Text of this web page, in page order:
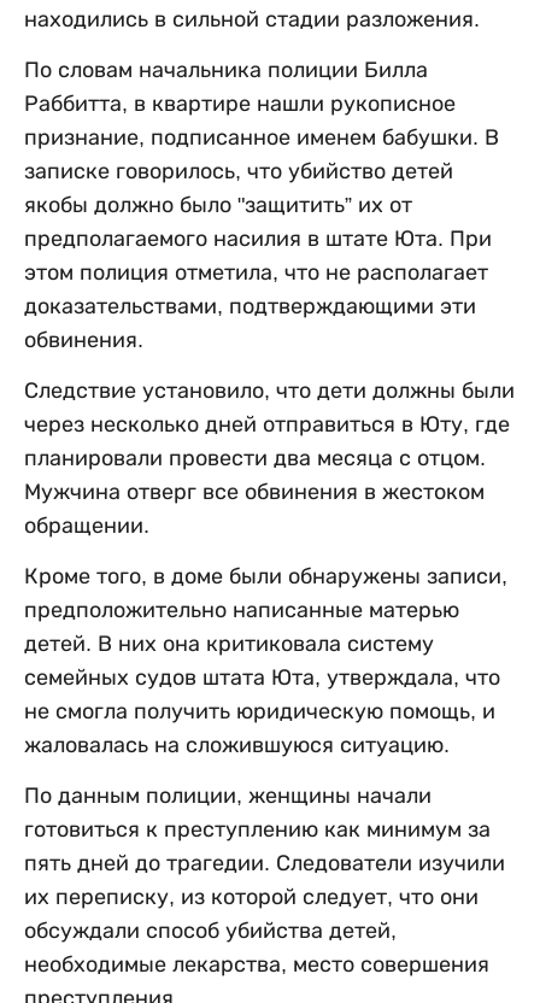
находились в сильной стадии разложения.
По словам начальника полиции Билла
Раббитта, в квартире нашли рукописное
признание, подписанное именем бабушки. В
записке говорилось, что убийство детей
якобы должно было "защитить” их от
предполагаемого насилия в штате Юта. При
этом полиция отметила, что не располагает
доказательствами, подтверждающими эти
обвинения.
Следствие установило, что дети должны были
через несколько дней отправиться в Юту, где
планировали провести два месяца с отцом.
Мужчина отверг все обвинения в жестоком
обращении.
Кроме того, в доме были обнаружены записи,
предположительно написанные матерью
детей. В них она критиковала систему
семейных судов штата Юта, утверждала, что
не смогла получить юридическую помощь, и
жаловалась на сложившуюся ситуацию.
По данным полиции, женщины начали
готовиться к преступлению как минимум за
пять дней до трагедии. Следователи изучили
их переписку, из которой следует, что они
обсуждали способ убийства детей,
необходимые лекарства, место совершения